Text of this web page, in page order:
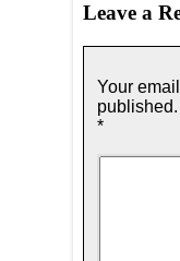
Leave a
Your
published.
*